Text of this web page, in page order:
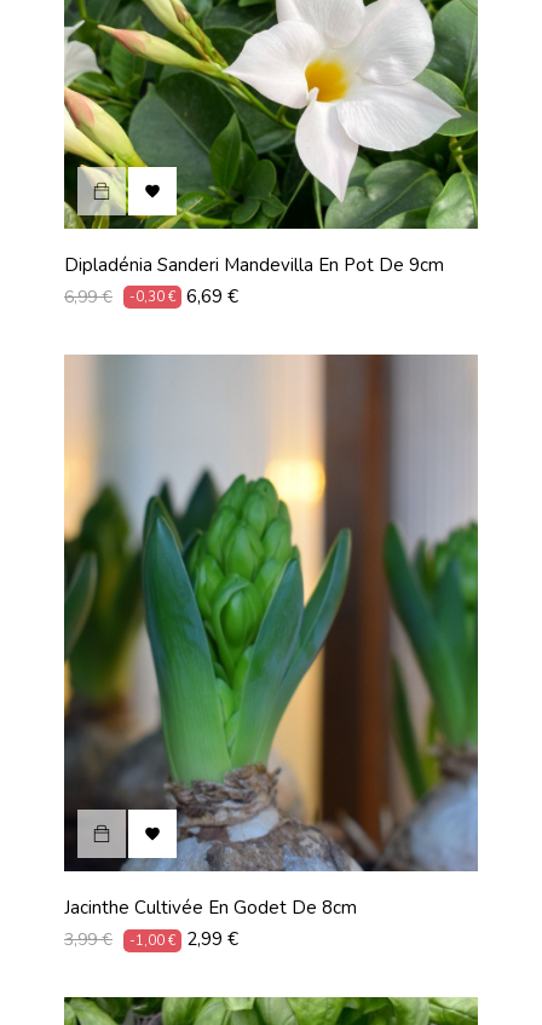

Dipladénia Sanderi Mandevilla En Pot De 9cm
Prix
6,99 € -0,30 € Prix
6,69 €

Jacinthe Cultivée En Godet De 8cm
Prix
3,99 € -1,00 € Prix
2,99 €